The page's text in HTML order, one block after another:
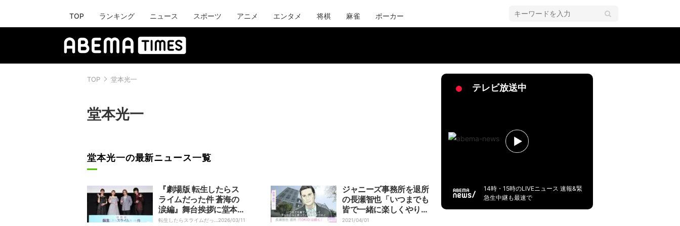
TOP ランキング ニュース スポーツ アニメ エンタメ 将棋 麻雀 ポーカー
TOP 堂本光一
堂本光一
堂本光一の最新ニュース一覧
『劇場版 転生したらス
ライムだった件 蒼海の
涙編』舞台挨拶に堂本光
一ら登壇！「映画館に行
転生したらスライムだっ
2026/03/11
ジャニーズ事務所を退所
の長瀬智也「いつまでも
皆で一緒に楽しくやりた
かった」 残る3人のメン
2021/04/01
テレビ放送中
14時・15時のLIVEニュース 速報&緊
急生中継も最速で